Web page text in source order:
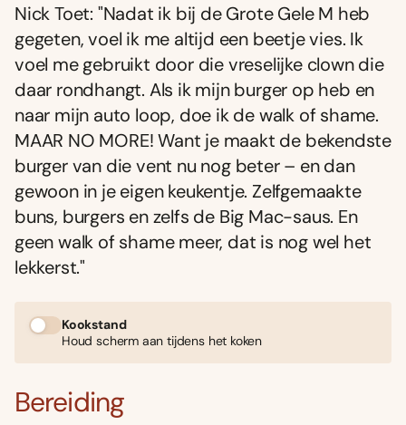
Nick Toet: "Nadat ik bij de Grote Gele M heb
gegeten, voel ik me altijd een beetje vies. Ik
voel me gebruikt door die vreselijke clown die
daar rondhangt. Als ik mijn burger op heb en
naar mijn auto loop, doe ik de walk of shame.
MAAR NO MORE! Want je maakt de bekendste
burger van die vent nu nog beter – en dan
gewoon in je eigen keukentje. Zelfgemaakte
buns, burgers en zelfs de Big Mac-saus. En
geen walk of shame meer, dat is nog wel het
lekkerst."
Kookstand
Houd scherm aan tijdens het koken
Bereiding